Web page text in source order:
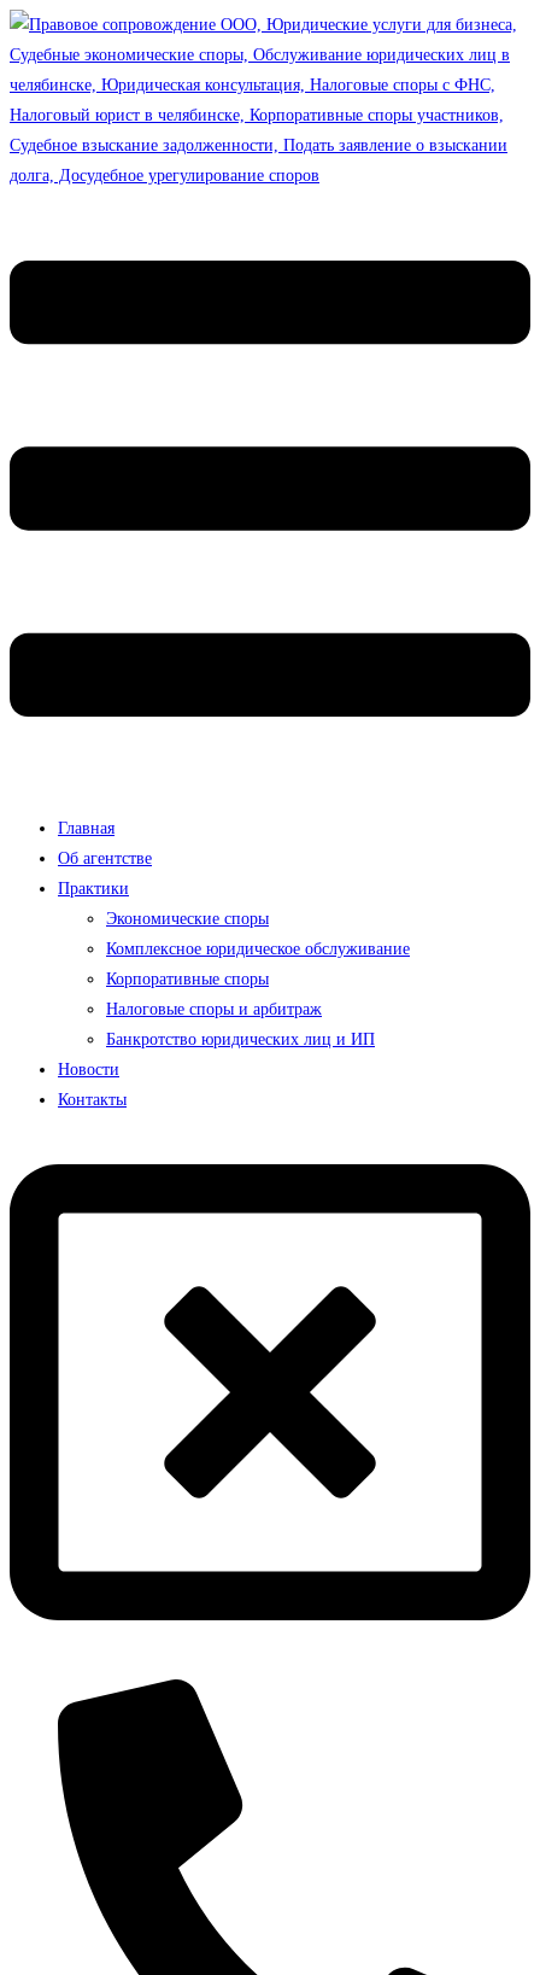
Главная
Об агентстве
Практики
Экономические споры
Комплексное юридическое обслуживание
Корпоративные споры
Налоговые споры и арбитраж
Банкротство юридических лиц и ИП
Новости
Контакты